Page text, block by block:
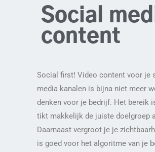
Social
content
Social first! Video content voor je
media kanalen is bijna niet meer
denken voor je bedrijf. Het bereik
tikt makkelijk de juiste doelgroep
Daarnaast vergroot je je
is goed voor het algoritme van je